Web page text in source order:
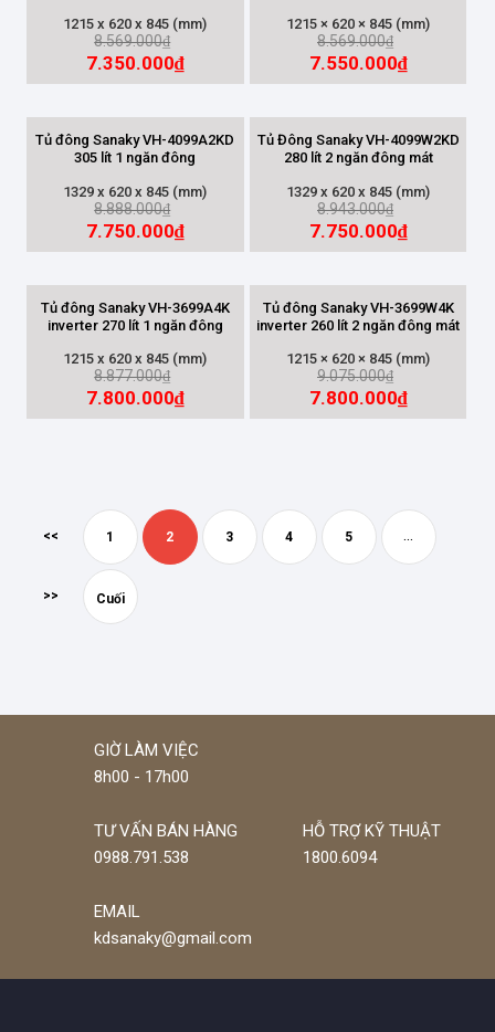
3 Cánh
(7)
4 Cánh
(1)
200L-500L
(37)
500L-1000L
(16)
Trên 1000 lít
(7)
1215 x 620 x 845 (mm)
8.569.000₫
7.350.000₫
1215 × 620 × 845 (mm)
8.569.000₫
7.550.000₫
Tủ đông Sanaky VH-4099A2KD
305 lít 1 ngăn đông
1329 x 620 x 845 (mm)
8.888.000₫
7.750.000₫
Tủ Đông Sanaky VH-4099W2KD
280 lít 2 ngăn đông mát
1329 x 620 x 845 (mm)
8.943.000₫
7.750.000₫
Tủ đông Sanaky VH-3699A4K
inverter 270 lít 1 ngăn đông
1215 x 620 x 845 (mm)
8.877.000₫
7.800.000₫
Tủ đông Sanaky VH-3699W4K
inverter 260 lít 2 ngăn đông mát
1215 × 620 × 845 (mm)
9.075.000₫
7.800.000₫
<< 1 2 3 4 5 ...
>> Cuối
GIỜ LÀM VIỆC
8h00 - 17h00
TƯ VẤN BÁN HÀNG
0988.791.538
HỖ TRỢ KỸ THUẬT
1800.6094
EMAIL
kdsanaky@gmail.com